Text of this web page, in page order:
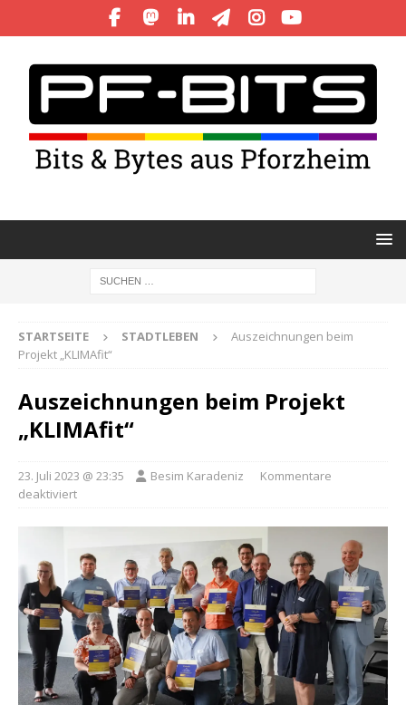
STARTSEITE STADTLEBEN
Auszeichnungen beim
Projekt „KLIMAfit“
Auszeichnungen beim Projekt
„KLIMAfit“
23. Juli 2023 @ 23:35 Besim Karadeniz
Kommentare
deaktiviert